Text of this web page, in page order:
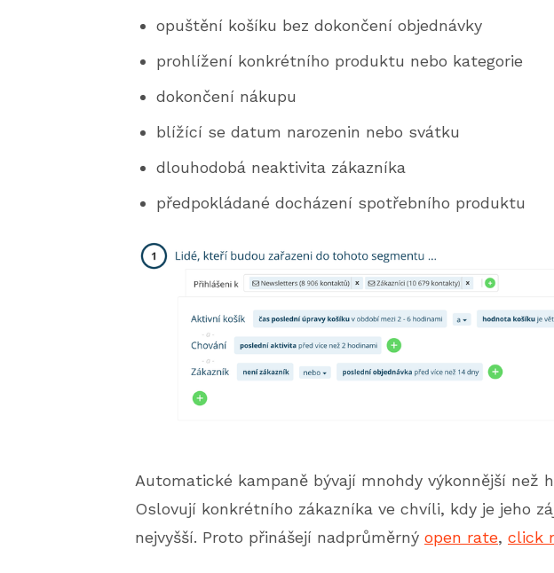
opuštění košíku bez dokončení objednávky
prohlížení konkrétního produktu nebo kategorie
dokončení nákupu
blížící se datum narozenin nebo svátku
dlouhodobá neaktivita zákazníka
předpokládané docházení spotřebního produktu
Automatické kampaně bývají mnohdy výkonnější než
Oslovují konkrétního zákazníka ve chvíli, kdy je jeho
nejvyšší. Proto přinášejí nadprůměrný open rate, click